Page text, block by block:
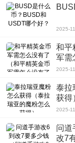
小编点评
欧亿交易所app以其全
靠的交易环境。同时，
捷。选择欧亿交易所app
台。
新版更新日志
1. 优化银行购买流程，提
2. MetaX重大升级，支
相关问题：
2025-
和平
军需
2025-
泰拉
获得
2025-
问道
改7